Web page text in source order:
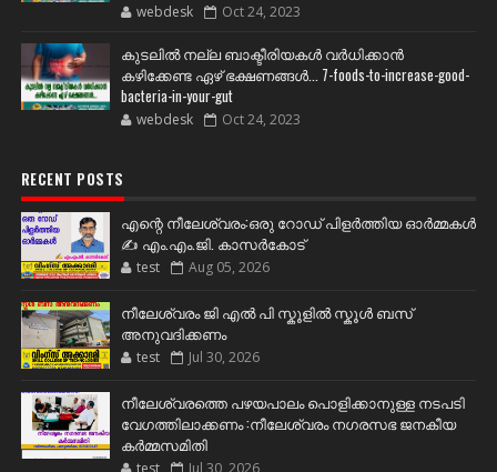
webdesk Oct 24, 2023
കുടലിൽ നല്ല ബാക്ടീരിയകൾ വര്‍ധിക്കാന്‍
കഴിക്കേണ്ട ഏഴ് ഭക്ഷണങ്ങള്‍... 7-foods-to-increase-good-
bacteria-in-your-gut
webdesk Oct 24, 2023
RECENT POSTS
എന്റെ നീലേശ്വരം:ഒരു റോഡ് പിളർത്തിയ ഓർമ്മകൾ
✍️ എം.എം.ജി. കാസർകോട്
test Aug 05, 2026
നീലേശ്വരം ജി എൽ പി സ്കൂളിൽ സ്കൂൾ ബസ്
അനുവദിക്കണം
test Jul 30, 2026
നീലേശ്വരത്തെ പഴയപാലം പൊളിക്കാനുള്ള നടപടി
വേഗത്തിലാക്കണം :നീലേശ്വരം നഗരസഭ ജനകീയ
കർമ്മസമിതി
test Jul 30, 2026